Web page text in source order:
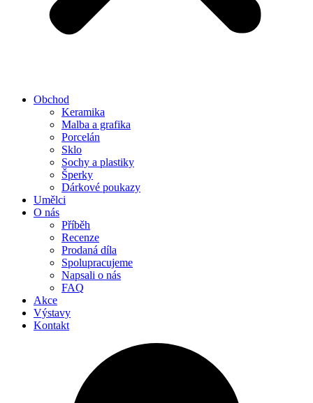
Obchod
Keramika
Malba a grafika
Porcelán
Sklo
Sochy a plastiky
Šperky
Dárkové poukazy
Umělci
O nás
Příběh
Recenze
Prodaná díla
Spolupracujeme
Napsali o nás
FAQ
Akce
Výstavy
Kontakt